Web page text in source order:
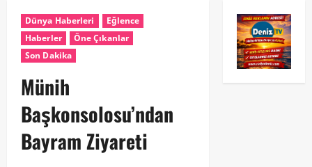
Dünya Haberleri
Eğlence
Haberler
Öne Çıkanlar
Son Dakika
Münih
Başkonsolosu’ndan
Bayram Ziyareti